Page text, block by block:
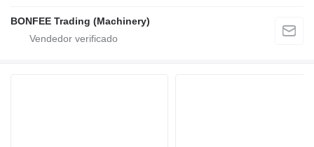
BONFEE Trading (Machinery)